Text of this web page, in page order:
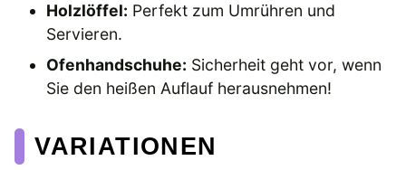
Holzlöffel: Perfekt zum Umrühren und
Servieren.
Ofenhandschuhe: Sicherheit geht vor, wenn
Sie den heißen Auflauf herausnehmen!
VARIATIONEN